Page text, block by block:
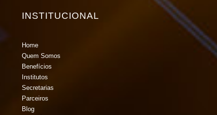
INSTITUCIONAL
Home
Quem Somos
Benefícios
Institutos
Secretarias
Parceiros
Blog